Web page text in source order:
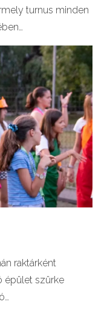
turnus minden
raktárként
épület szürke